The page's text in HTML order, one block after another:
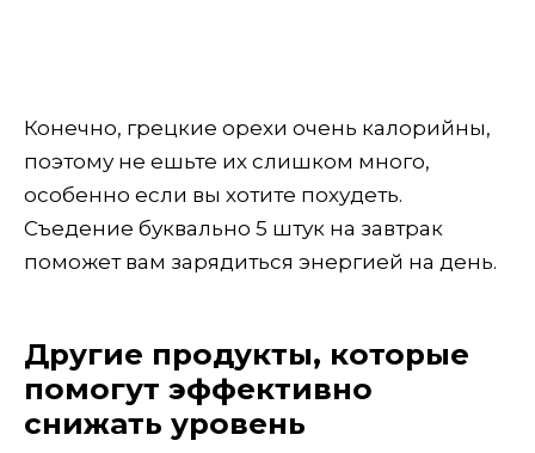
Конечно, грецкие орехи очень калорийны,
поэтому не ешьте их слишком много,
особенно если вы хотите похудеть.
Съедение буквально 5 штук на завтрак
поможет вам зарядиться энергией на день.
Другие продукты, которые
помогут эффективно
снижать уровень